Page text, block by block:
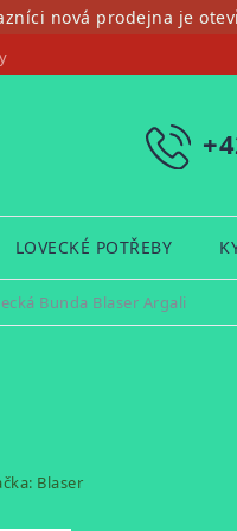
nová prodejna je
LOVECKÉ POTŘEBY
Bunda Blaser Argali
Blaser